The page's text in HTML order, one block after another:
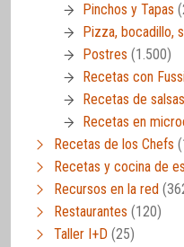
Pinchos y Tapas
Pizza, bocadillo,
Postres (1.500)
Recetas con
Recetas de salsas
Recetas en
Recetas de los Chefs
Recetas y cocina de
Recursos en la red
Restaurantes (120)
Taller I+D (25)